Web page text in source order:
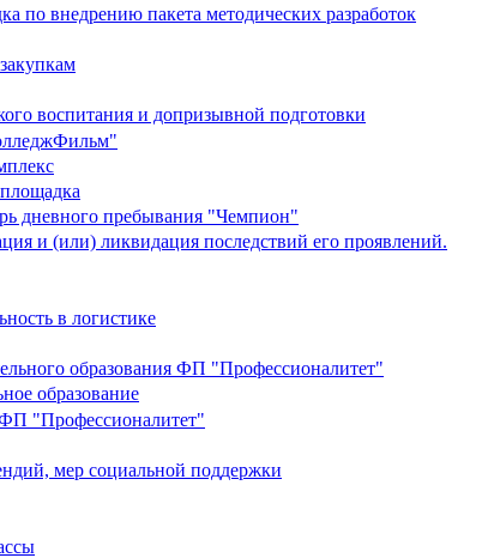
по внедрению пакета методических разработок
воспитания и допризывной подготовки
дневного пребывания "Чемпион"
и (или) ликвидация последствий его проявлений.
в логистике
образования ФП "Профессионалитет"
образование
ФП "Профессионалитет"
мер социальной поддержки